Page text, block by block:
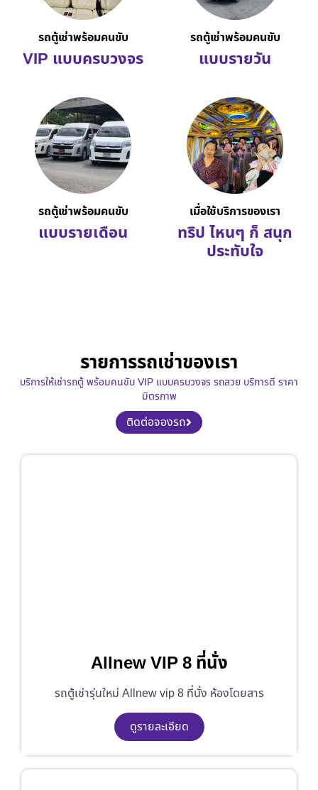
รถตู้เช่าพร้อมคนขับ
VIP แบบครบวงจร
รถตู้เช่าพร้อมคนขับ
แบบรายวัน
รถตู้เช่าพร้อมคนขับ
แบบรายเดือน
เมื่อใช้บริการของเรา
ทริป ไหนๆ ก็ สนุก
ประทับใจ
รายการรถเช่าของเรา
บริการให้เช่ารถตู้ พร้อมคนขับ VIP แบบครบวงจร รถสวย บริการดี ราคา
มิตรภาพ
ติดต่อจองรถ
Allnew VIP 8 ที่นั่ง
รถตู้เช่ารุ่นใหม่ Allnew vip 8 ที่นั่ง ห้องโดยสาร
ดูรายละเอียด